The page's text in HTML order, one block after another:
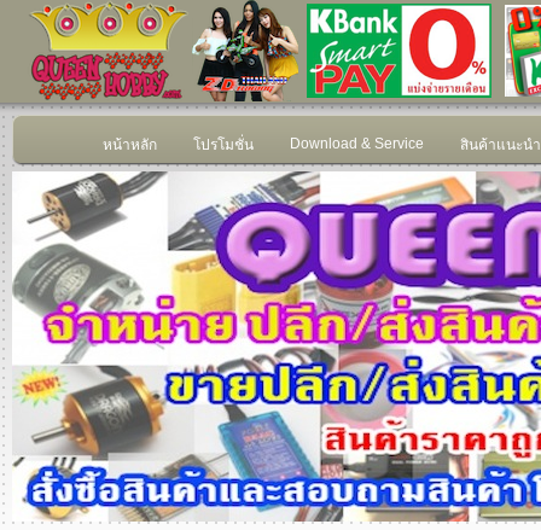
หน้าหลัก โปรโมชั่น Download & Service สินค้าแนะนำ